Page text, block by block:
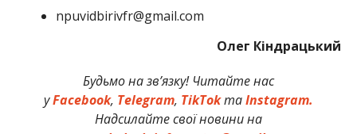
npuvidbirivfr@gmail.com
Олег Кіндрацький
Будьмо на зв’язку! Читайте нас
уFacebook, Telegram, TikTokтаInstagram.
Надсилайте свої новини на